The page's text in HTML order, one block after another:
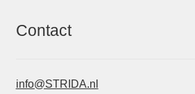
Contact
info@STRIDA.nl